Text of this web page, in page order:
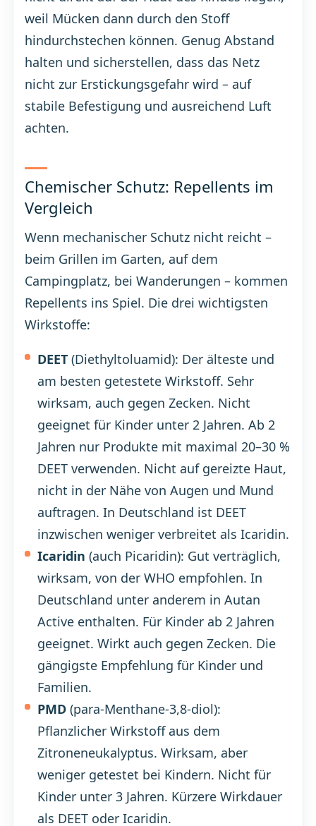
weil Mücken dann durch den Stoff
hindurchstechen können. Genug Abstand
halten und sicherstellen, dass das Netz
nicht zur Erstickungsgefahr wird – auf
stabile Befestigung und ausreichend Luft
achten.
Chemischer Schutz: Repellents im
Vergleich
Wenn mechanischer Schutz nicht reicht –
beim Grillen im Garten, auf dem
Campingplatz, bei Wanderungen – kommen
Repellents ins Spiel. Die drei wichtigsten
Wirkstoffe:
DEET(Diethyltoluamid): Der älteste und
am besten getestete Wirkstoff. Sehr
wirksam, auch gegen Zecken. Nicht
geeignet für Kinder unter 2 Jahren. Ab 2
Jahren nur Produkte mit maximal 20–30 %
DEET verwenden. Nicht auf gereizte Haut,
nicht in der Nähe von Augen und Mund
auftragen. In Deutschland ist DEET
inzwischen weniger verbreitet als Icaridin.
Icaridin (auch Picaridin): Gut verträglich,
wirksam, von der WHO empfohlen. In
Deutschland unter anderem in Autan
Active enthalten. Für Kinder ab 2 Jahren
geeignet. Wirkt auch gegen Zecken. Die
gängigste Empfehlung für Kinder und
Familien.
PMD(para-Menthane-3,8-diol):
Pflanzlicher Wirkstoff aus dem
Zitroneneukalyptus. Wirksam, aber
weniger getestet bei Kindern. Nicht für
Kinder unter 3 Jahren. Kürzere Wirkdauer
als DEET oder Icaridin.